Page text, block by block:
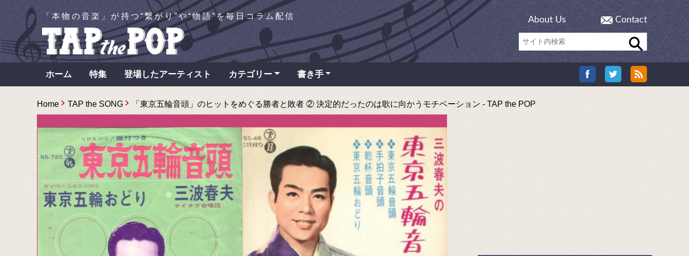
「本物の音楽」が持つ“繋がり”や“物語”を毎日コラム配信 About Us Contact
ホーム 特集 登場したアーティスト カテゴリー 書き手
Home TAP the SONG 「東京五輪音頭」のヒットをめぐる勝者と敗者 ② 決定的だったのは歌に向かうモチベーション - TAP the POP